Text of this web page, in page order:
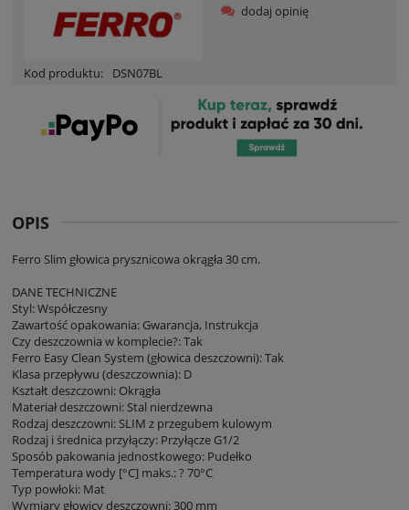
Kod produktu: DSN07BL
dodaj opinię
OPIS
Ferro Slim głowica prysznicowa okrągła 30 cm.
DANE TECHNICZNE
Styl: Współczesny
Zawartość opakowania: Gwarancja, Instrukcja
Czy deszczownia w komplecie?: Tak
Ferro Easy Clean System (głowica deszczowni): Tak
Klasa przepływu (deszczownia): D
Kształt deszczowni: Okrągła
Materiał deszczowni: Stal nierdzewna
Rodzaj deszczowni: SLIM z przegubem kulowym
Rodzaj i średnica przyłączy: Przyłącze G1/2
Sposób pakowania jednostkowego: Pudełko
Temperatura wody [°C] maks.: ? 70°C
Typ powłoki: Mat
Wymiary głowicy deszczowni: 300 mm